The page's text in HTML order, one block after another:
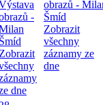
-
Šmíd
Zobrazit
dne
obrazů -
Šmíd
Zobrazit
všechny
záznamy ze
dne